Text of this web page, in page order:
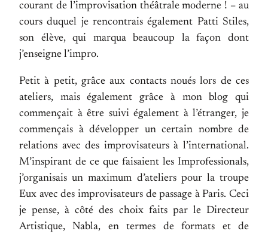
courant de l’improvisation théâtrale moderne ! – au
cours duquel je rencontrais également Patti Stiles,
son élève, qui marqua beaucoup la façon dont
j’enseigne l’impro.
Petit à petit, grâce aux contacts noués lors de ces
ateliers, mais également grâce à mon blog qui
commençait à être suivi également à l’étranger, je
commençais à développer un certain nombre de
relations avec des improvisateurs à l’international.
M’inspirant de ce que faisaient les Improfessionals,
j’organisais un maximum d’ateliers pour la troupe
Eux avec des improvisateurs de passage à Paris. Ceci
je pense, à côté des choix faits par le Directeur
Artistique, Nabla, en termes de formats et de